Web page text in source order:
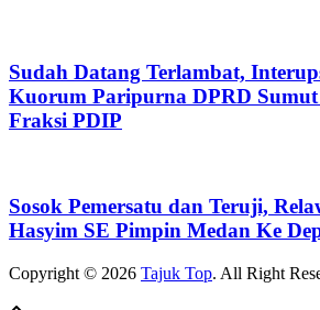
Sudah Datang Terlambat,
Kuorum Paripurna DPRD
Fraksi PDIP
Sosok Pemersatu dan Teruji,
Hasyim SE Pimpin Medan Ke
Copyright © 2026 Tajuk Top. All Right